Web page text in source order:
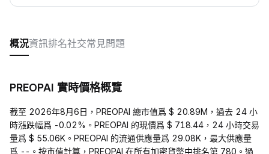
概況資訊排名社交常見問題
PREOPAI 實時價格概覽
截至 2026年8月6日，PREOPAI 總市值爲 $ 20.89M，過去 24 小
時漲跌幅爲 -0.02%。PREOPAI 的現價爲 $ 718.44，24 小時交易
量爲 $ 55.06K。PREOPAI 的流通供應量爲 29.08K，最大供應量
爲 --。按市值計算，PREOPAI 在所有加密貨幣中排名第 780。過